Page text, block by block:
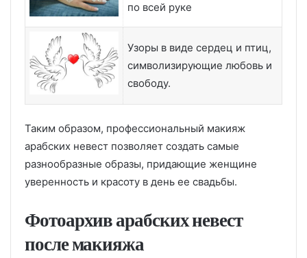
по всей руке
Узоры в виде сердец и птиц,
символизирующие любовь и
свободу.
Таким образом, профессиональный макияж
арабских невест позволяет создать самые
разнообразные образы, придающие женщине
уверенность и красоту в день ее свадьбы.
Фотоархив арабских невест
после макияжа